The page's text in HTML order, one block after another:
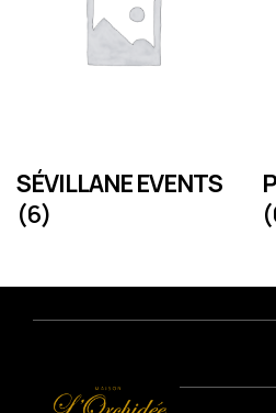
SÉVILLANE EVENTS
(6)